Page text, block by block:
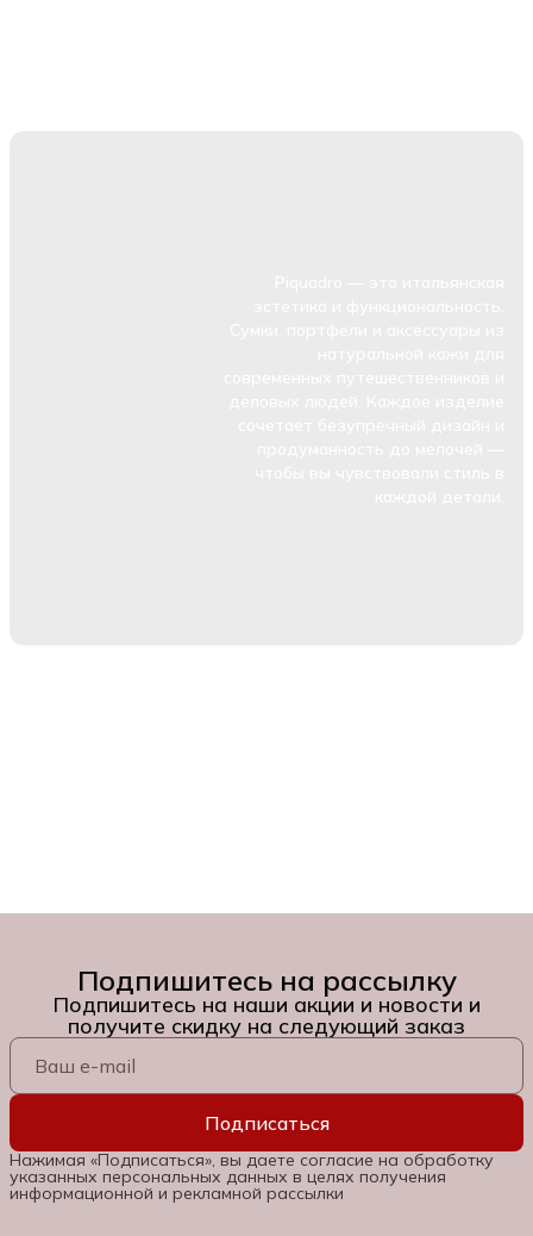
Подпишитесь на рассылку
Подпишитесь на наши акции и новости и
получите скидку на следующий заказ
Подписаться
Нажимая «Подписаться», вы даете согласие на обработку
указанных персональных данных в целях получения
информационной и рекламной рассылки